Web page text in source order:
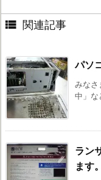
 関連記事
パソ
みなさ
中」な
ラン
ます。